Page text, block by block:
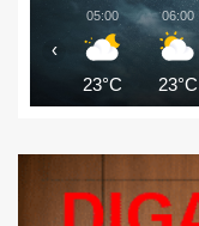
05:00
23°C
06:00
23°C
‹